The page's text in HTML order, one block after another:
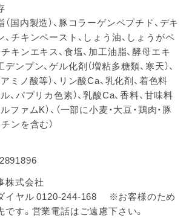
国内製造）、豚コラーゲンペプチド、デキ
、チキンペースト、しょう油、しょうがペ
キンエキス、食塩、加工油脂、酵母エキ
ンプン、ゲル化剤（増粘多糖類、寒天）、
ミノ酸等）、リン酸Ca、乳化剤、着色料
、パプリカ色素）、乳酸Ca、香料、甘味料
ファムK）、（一部に小麦・大豆・鶏肉・豚
ンを含む）
株式会社
イヤル 0120-244-168 ※お客様のため
です。営業電話はご遠慮下さい。